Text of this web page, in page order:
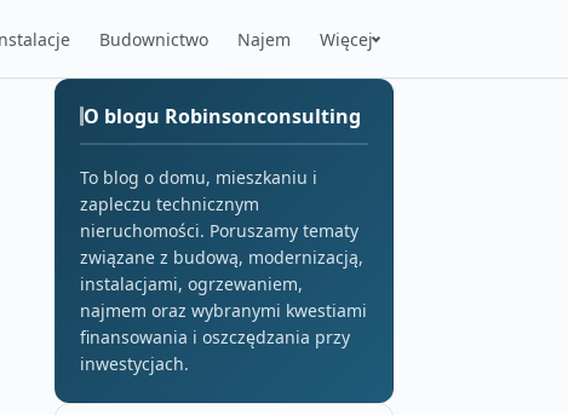
Budownictwo Najem Więcej
O blogu Robinsonconsulting
To blog o domu, mieszkaniu i
zapleczu technicznym
nieruchomości. Poruszamy tematy
związane z budową, modernizacją,
instalacjami, ogrzewaniem,
najmem oraz wybranymi kwestiami
finansowania i oszczędzania przy
inwestycjach.